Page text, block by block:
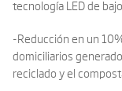
tecnología LED de
-Reducción en un
domiciliarios
reciclado y el